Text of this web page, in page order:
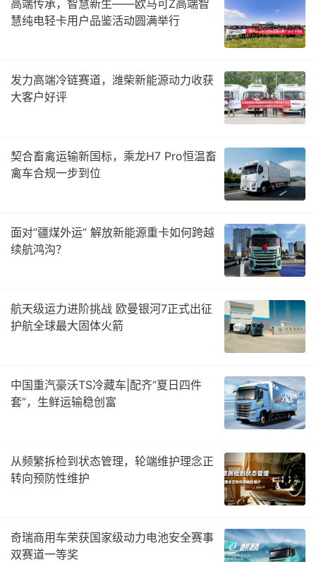
高端传承，智慧新生——欧马可Z高端智
慧纯电轻卡用户品鉴活动圆满举行
发力高端冷链赛道，潍柴新能源动力收获
大客户好评
契合畜禽运输新国标，乘龙H7 Pro恒温畜
禽车合规一步到位
面对“疆煤外运” 解放新能源重卡如何跨越
续航鸿沟？
航天级运力进阶挑战 欧曼银河7正式出征
护航全球最大固体火箭
中国重汽豪沃TS冷藏车|配齐“夏日四件
套”，生鲜运输稳创富
从频繁拆检到状态管理，轮端维护理念正
转向预防性维护
奇瑞商用车荣获国家级动力电池安全赛事
双赛道一等奖